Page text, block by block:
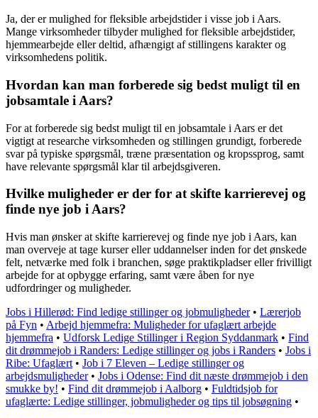
Ja, der er mulighed for fleksible arbejdstider i visse job i Aars.
Mange virksomheder tilbyder mulighed for fleksible arbejdstider,
hjemmearbejde eller deltid, afhængigt af stillingens karakter og
virksomhedens politik.
Hvordan kan man forberede sig bedst muligt til en
jobsamtale i Aars?
For at forberede sig bedst muligt til en jobsamtale i Aars er det
vigtigt at researche virksomheden og stillingen grundigt, forberede
svar på typiske spørgsmål, træne præsentation og kropssprog, samt
have relevante spørgsmål klar til arbejdsgiveren.
Hvilke muligheder er der for at skifte karrierevej og
finde nye job i Aars?
Hvis man ønsker at skifte karrierevej og finde nye job i Aars, kan
man overveje at tage kurser eller uddannelser inden for det ønskede
felt, netværke med folk i branchen, søge praktikpladser eller frivilligt
arbejde for at opbygge erfaring, samt være åben for nye
udfordringer og muligheder.
Jobs i Hillerød: Find ledige stillinger og jobmuligheder• Lærerjob
på Fyn • Arbejd hjemmefra: Muligheder for ufaglært arbejde
hjemmefra • Udforsk Ledige Stillinger i Region Syddanmark • Find
dit drømmejob i Randers: Ledige stillinger og jobs i Randers • Jobs i
Ribe: Ufaglært • Job i 7 Eleven – Ledige stillinger og
arbejdsmuligheder• Jobs i Odense: Find dit næste drømmejob i den
smukke by! • Find dit drømmejob i Aalborg • Fuldtidsjob for
ufaglærte: Ledige stillinger, jobmuligheder og tips til jobsøgning •